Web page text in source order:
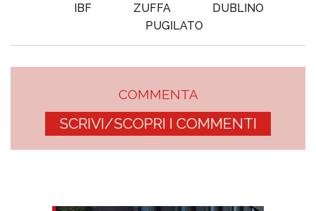
IBF
ZUFFA
DUBLINO
PUGILATO
COMMENTA
SCRIVI/SCOPRI I COMMENTI